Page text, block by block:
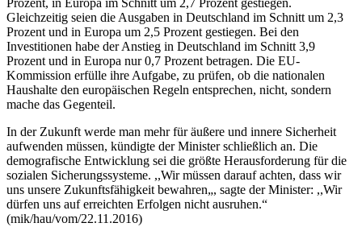
Gleichzeitig seien die Ausgaben in Deutschland im Schnitt um 2,3
Prozent und in Europa um 2,5 Prozent gestiegen. Bei den
Investitionen habe der Anstieg in Deutschland im Schnitt 3,9
Prozent und in Europa nur 0,7 Prozent betragen. Die EU-
Kommission erfülle ihre Aufgabe, zu prüfen, ob die nationalen
Haushalte den europäischen Regeln entsprechen, nicht, sondern
mache das Gegenteil.
In der Zukunft werde man mehr für äußere und innere Sicherheit
aufwenden müssen, kündigte der Minister schließlich an. Die
demografische Entwicklung sei die größte Herausforderung für die
sozialen Sicherungssysteme. ,,Wir müssen darauf achten, dass wir
uns unsere Zukunftsfähigkeit bewahren„, sagte der Minister: ,,Wir
dürfen uns auf erreichten Erfolgen nicht ausruhen.“
(mik/hau/vom/22.11.2016)